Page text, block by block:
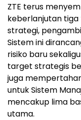
ZTE terus
keberlanjutan
strategi,
Sistem ini
risiko baru
target strategis
juga
untuk Sistem
mencakup lima
utama.